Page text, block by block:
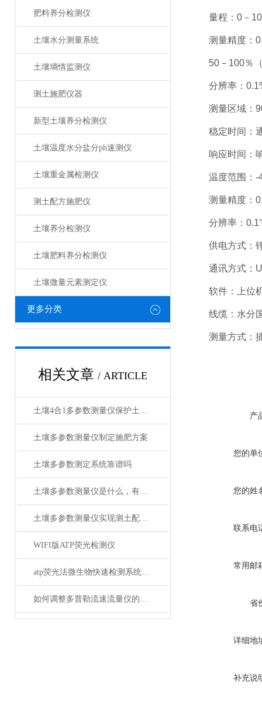
肥料养分检测仪
土壤水分测量系统
土壤墒情监测仪
测土施肥仪器
新型土壤养分检测仪
土壤温度水分盐分ph速测仪
土壤重金属检测仪
测土配方施肥仪
土壤养分检测仪
土壤肥料养分检测仪​
土壤微量元素测定仪
更多分类
相关文章 / ARTICLE
土壤4合1多参数测量仪保护土壤环境
土壤多参数测量仪制定施肥方案
土壤多参数测定系统靠谱吗
土壤多参数测量仪是什么，有什么特点？
土壤多参数测量仪实现测土配方施肥
WIFI版ATP荧光检测仪
atp荧光法微生物快速检测系统@莱恩德
如何调整多普勒流速流量仪的测量参数？
量程：0－
测量精度：0
50－100％（
分辨率：
测量区域：90
稳定时间：通
响应时间：响
温度范围：-
测量精度：
分辨率：
供电方式：锂
通讯方式：
软件：上位机
线缆：水分国
测量方式：插
产
您的单
您的姓
联系电
常用邮
省
详细地
补充说